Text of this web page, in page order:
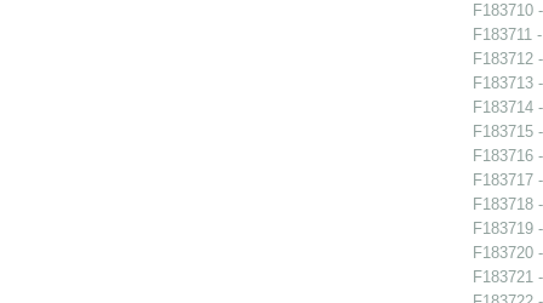
F183710
F183711
F183712
F183713
F183714
F183715
F183716
F183717
F183718
F183719
F183720
F183721